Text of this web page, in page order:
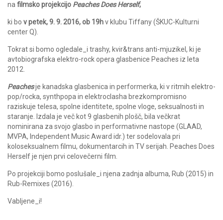
na filmsko projekcijo Peaches Does Herself,
ki bo v petek, 9. 9. 2016, ob 19hv klubu Tiffany (ŠKUC-Kulturni
center Q).
Tokrat si bomo ogledale_i trashy, kvir&trans anti-mjuzikel, ki je
avtobiografska elektro-rock opera glasbenice Peaches iz leta
2012.
Peachesje kanadska glasbenica in performerka, ki v ritmih elektro-
pop/rocka, synthpopa in elektroclasha brezkompromisno
raziskuje telesa, spolne identitete, spolne vloge, seksualnosti in
staranje. Izdala je več kot 9 glasbenih plošč, bila večkrat
nominirana za svojo glasbo in performativne nastope (GLAAD,
MVPA, Independent Music Award idr.) ter sodelovala pri
koloseksualnem filmu, dokumentarcih in TV serijah. Peaches Does
Herself je njen prvi celovečerni film.
Po projekciji bomo poslušale_i njena zadnja albuma, Rub (2015) in
Rub-Remixes (2016).
Vabljene_i!